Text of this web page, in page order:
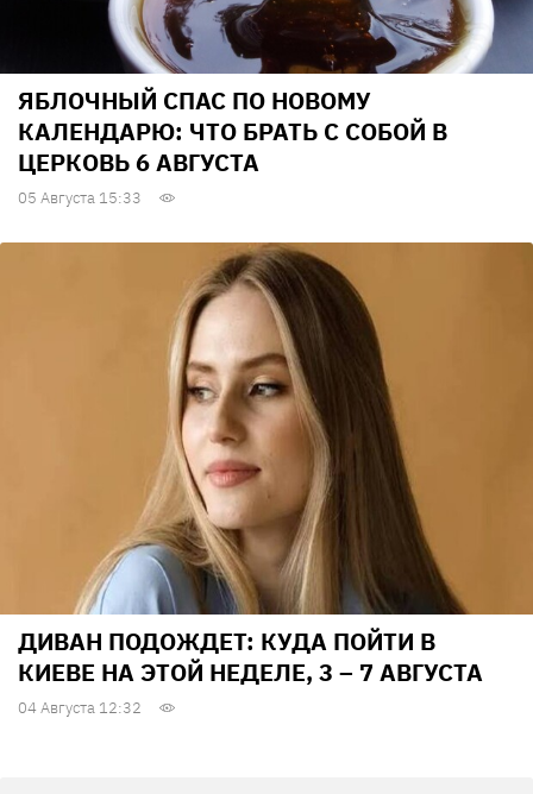
ЯБЛОЧНЫЙ СПАС ПО НОВОМУ
КАЛЕНДАРЮ: ЧТО БРАТЬ С СОБОЙ В
ЦЕРКОВЬ 6 АВГУСТА
05 Августа 15:33
ДИВАН ПОДОЖДЕТ: КУДА ПОЙТИ В
КИЕВЕ НА ЭТОЙ НЕДЕЛЕ, 3 – 7 АВГУСТА
04 Августа 12:32